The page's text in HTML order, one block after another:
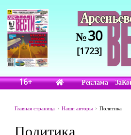
№30
[1723]
16+ Реклама
Главная страница Наши авторы Политика
Политика